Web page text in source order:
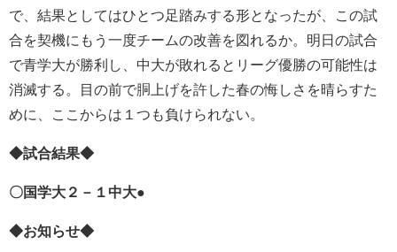
で、結果としてはひとつ足踏みする形となったが、この試
合を契機にもう一度チームの改善を図れるか。明日の試合
で青学大が勝利し、中大が敗れるとリーグ優勝の可能性は
消滅する。目の前で胴上げを許した春の悔しさを晴らすた
めに、ここからは１つも負けられない。
◆試合結果◆
〇国学大２－１中大●
◆お知らせ◆